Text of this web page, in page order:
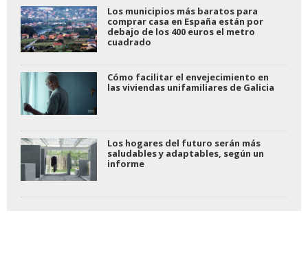
Los municipios más baratos para
comprar casa en España están por
debajo de los 400 euros el metro
cuadrado
Cómo facilitar el envejecimiento en
las viviendas unifamiliares de Galicia
Los hogares del futuro serán más
saludables y adaptables, según un
informe